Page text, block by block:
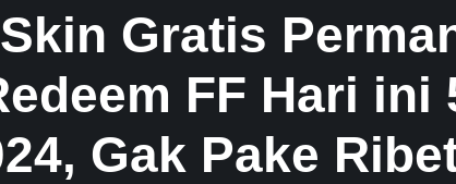
Gratis
FF Hari ini
Gak Pake